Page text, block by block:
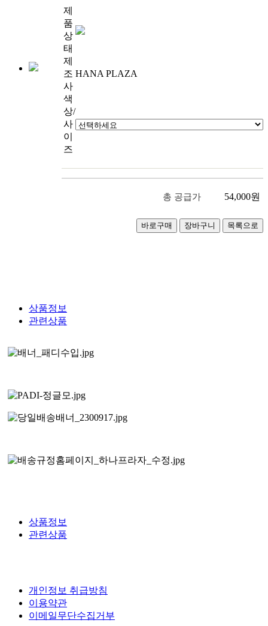
제
품
상
태
제
조
사
HANA PLAZA
색
상/
사
이
즈
총 공급가 54,000원
상품정보
관련상품
상품정보
관련상품
개인정보 취급방침
이용약관
이메일무단수집거부